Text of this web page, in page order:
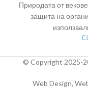
Природата от
защита на
© Copyright 2025-
Web Design,